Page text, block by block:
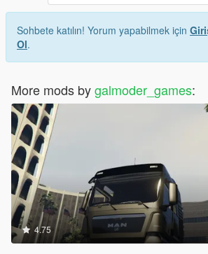
Sohbete katılın! Yorum yapabilmek için
Ol.
More mods bygalmoder_games:
4.75